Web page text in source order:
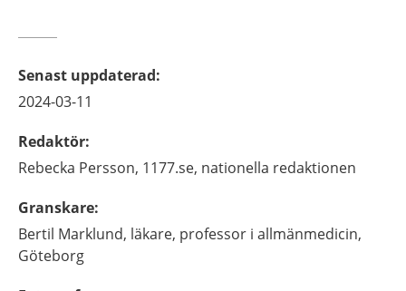
Senast uppdaterad:
2024-03-11
Redaktör:
Rebecka Persson, 1177.se, nationella redaktionen
Granskare:
Bertil Marklund, läkare, professor i allmänmedicin,
Göteborg